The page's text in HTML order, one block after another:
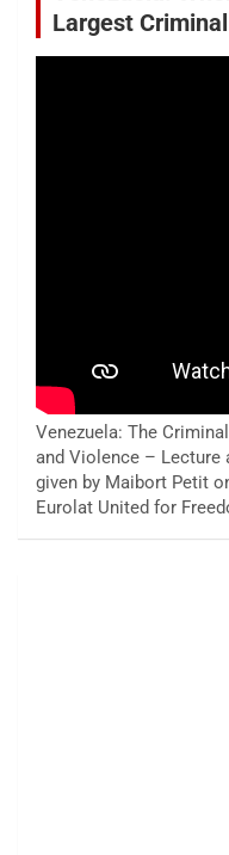
Largest
Venezuela: The
and Violence – Lecture
given by Maibort Petit
Eurolat United for